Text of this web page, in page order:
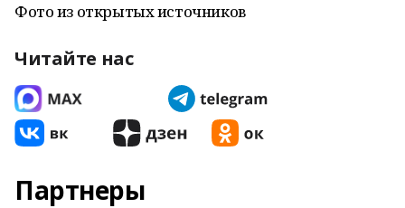
Фото из открытых источников
Читайте нас
Партнеры